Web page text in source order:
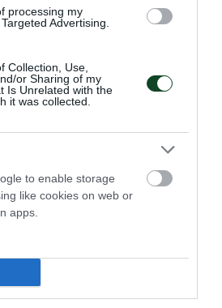
processing my
Advertising.
Collection, Use,
or Sharing of my
Is Unrelated with the
it was collected.
to enable storage
like cookies on web or
apps.
η Εθνική πόλο με
προκρίθηκε στα ημιτελικά
με πέντε παίκτες του
της.